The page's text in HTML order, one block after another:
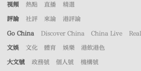
視頻 熱點 直播 精選
評論 社評 來論 港評論
Go China Discover China China Live
文娛 文化 體育 娛樂 港飲港色
大文號 政務號 個人號 機構號